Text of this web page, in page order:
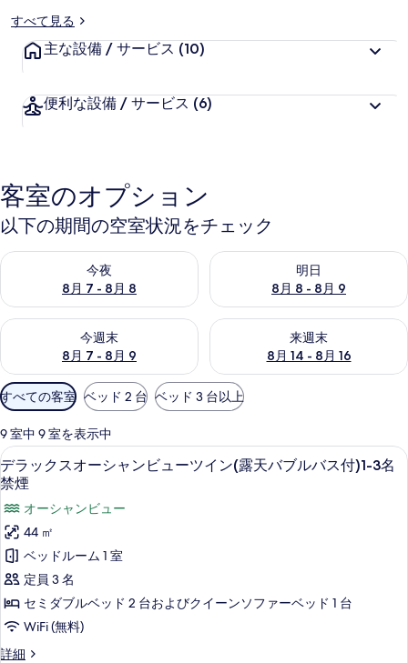
すべて見る
主な設備 / サービス (10)
便利な設備 / サービス (6)
客室のオプション
以下の期間の空室状況をチェック
今夜
8月 7 - 8月 8
今夜 8月 7 - 8月 8 の空室状況をチェック
明日
8月 8 - 8月 9
明日 8月 8 - 8月 9 の空室状況
今週末
8月 7 - 8月 9
今週末 8月 7 - 8月 9 の空室状況をチェック
来週末
8月 14 - 8月 16
来週末 8月 14 - 8月 16 の空室
利
用
可
能
な
客
室
の
絞
り
込
み
条
件
すべての客室 ベッド 2 台 ベッド 3 台以上
9 室中 9 室を表示中
デ
ラ
ッ
ク
ス
オ
ー
シ
ャ
34
デラックスオーシャンビューツイン(露天バブルバス付)1-3名
禁煙
オーシャンビュー
44 ㎡
ベッドルーム 1 室
定員 3 名
セミダブルベッド 2 台およびクイーンソファーベッド 1 台
WiFi (無料)
詳細
デ